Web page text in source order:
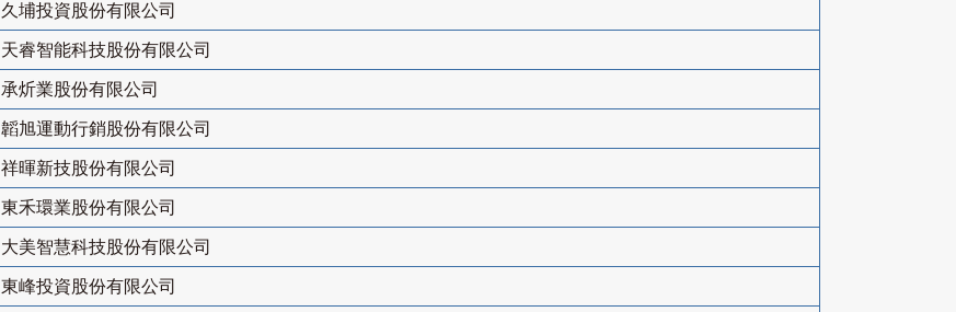
久埔投資股份有限公司
天睿智能科技股份有限公司
承炘業股份有限公司
韜旭運動行銷股份有限公司
祥暉新技股份有限公司
東禾環業股份有限公司
大美智慧科技股份有限公司
東峰投資股份有限公司